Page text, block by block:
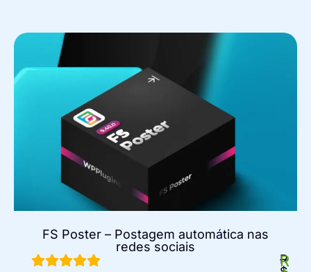
FS Poster – Postagem automática nas
redes sociais
R
R